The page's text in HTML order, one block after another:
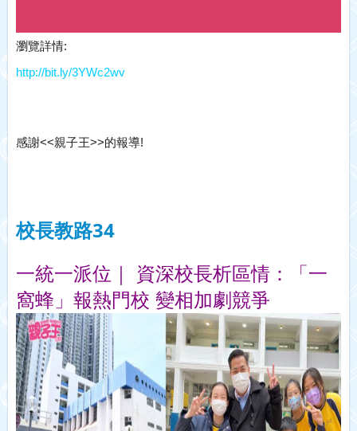
瀏覽詳情:
http://bit.ly/3YWc2wv
感謝<<親子王>>的報導!
校長教路34
一統一派位｜ 資深校長析區情：「一
窩蜂」報熱門校 變相加劇競爭